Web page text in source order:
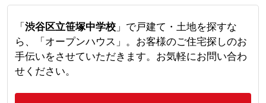
「 渋谷区立笹塚中学校」で戸建て・土地を探すな
ら、「オープンハウス」。お客様のご住宅探しのお
手伝いをさせていただきます。お気軽にお問い合わ
せください。